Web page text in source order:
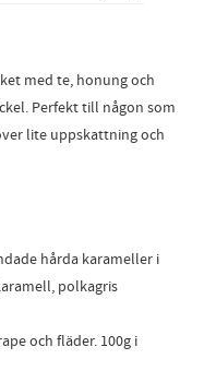
med te, honung och
Perfekt till någon som
lite uppskattning och
hårda karameller i
polkagris
och fläder. 100g i